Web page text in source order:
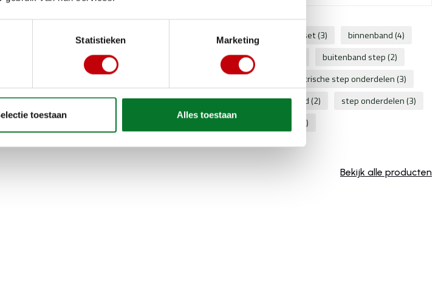
Statistieken Marketing
toestaan Alles toestaan
10x2.5(2) bandenset(3) binnenband(4)
buitenband buitenband step(2)
elektrische step elektrische step onderdelen(3)
kickscooter(3) luchtband(2) step band (2) step onderdelen(3)
vervangingsband
(2)
Bekijk alle producten